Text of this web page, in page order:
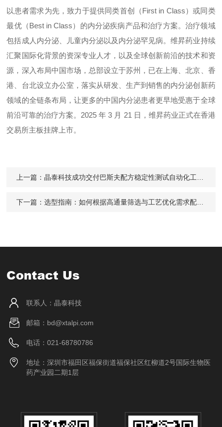
以患者需求为先，致力于提供同类首创（First in Class）或同类
最优（Best in Class）的内分泌疾病产品和治疗方案。治疗领域
包括成人内分泌、儿童内分泌以及内分泌罕见病。维昇药业持续
汇聚国际化背景的资深专业人才，以及全球创新前沿的技术和资
源，深入布局中国市场，总部设立于苏州，已在上海、北京、香
港、台北设立办公室，落实从研发、生产到销售的内分泌创新药
领域的全链条布局，让更多的中国内分泌患者更早地受惠于全球
前沿可靠的治疗方案。2025 年 3 月 21 日，维昇药业正式在香港
交易所主板挂牌上市。
上一篇：晶泰科技成功交付巴斯夫配方稳定性测试自动化工作站
下一篇：选型指南：如何根据高通量筛选与工艺优化需求配置化学合成工作站
Contact Us
联系人：晶泰科技
邮箱：bd@xtalpi.com
电话：021-68780786
地址：深圳市福田区福保街道福保社区红柳道2号国际生物医
药产业园二期1层